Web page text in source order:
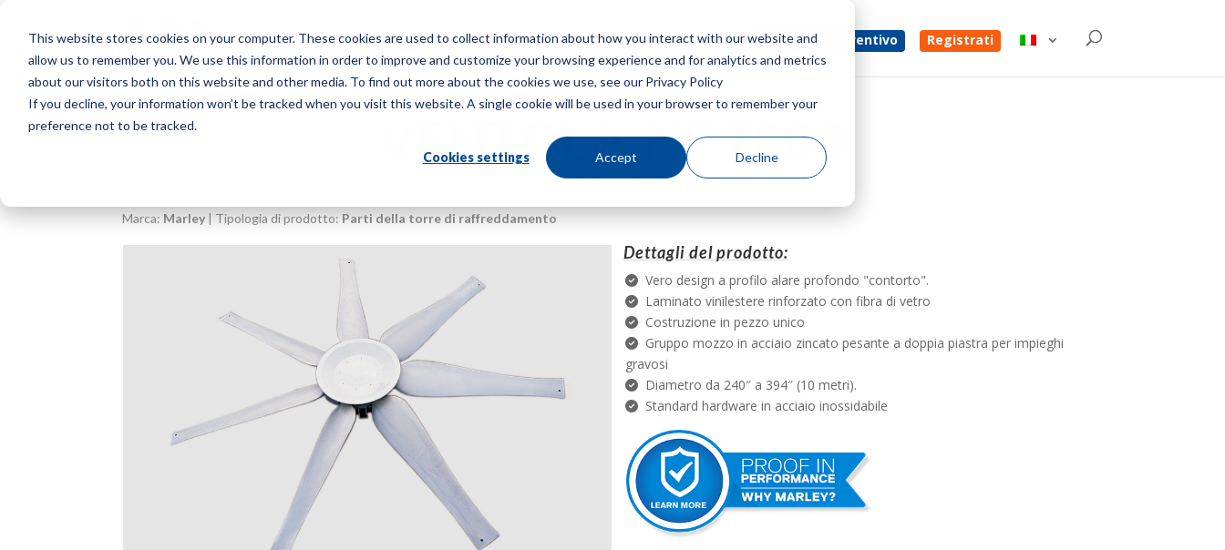
This website stores cookies on your computer. These cookies are used to collect information about how you interact with our website and
allow us to remember you. We use this information in order to improve and customize your browsing experience and for analytics and metrics
about our visitors both on this website and other media. To find out more about the cookies we use, see our Privacy Policy
If you decline, your information won’t be tracked when you visit this website. A single cookie will be used in your browser to remember your
preference not to be tracked.
Cookies settings Accept Decline
Menù Ottieni un preventivo Registrati
VENTOLA HP7000
PARTI DELLA TORRE DI RAFFREDDAMENTO
Marca: Marley| Tipologia di prodotto: Parti della torre di raffreddamento
Dettagli del prodotto:
Vero design a profilo alare profondo "contorto".
Laminato vinilestere rinforzato con fibra di vetro
Costruzione in pezzo unico
Gruppo mozzo in acciaio zincato pesante a doppia piastra per impieghi
gravosi
Diametro da 240″ a 394″ (10 metri).
Standard hardware in acciaio inossidabile